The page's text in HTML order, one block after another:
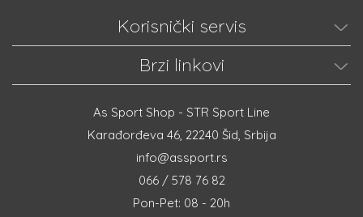
Korisnički servis
Brzi linkovi
As Sport Shop - STR Sport Line
Karađorđeva 46, 22240 Šid, Srbija
info@assport.rs
066 / 578 76 82
Pon-Pet: 08 - 20h